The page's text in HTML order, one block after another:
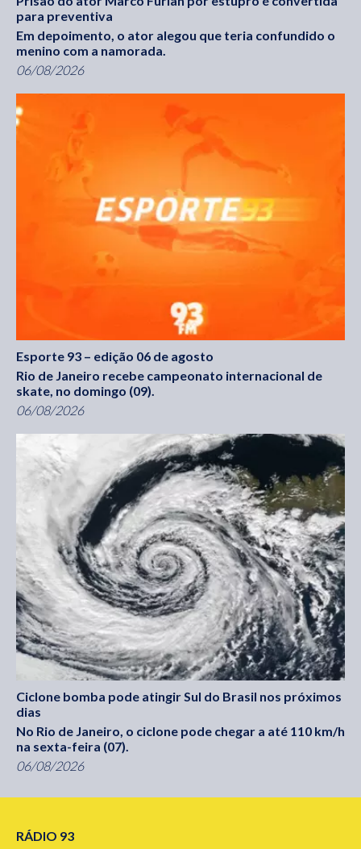
para preventiva
Em depoimento, o ator alegou que teria confundido o
menino com a namorada.
06/08/2026
Esporte 93 – edição 06 de agosto
Rio de Janeiro recebe campeonato internacional de
skate, no domingo (09).
06/08/2026
Ciclone bomba pode atingir Sul do Brasil nos próximos
dias
No Rio de Janeiro, o ciclone pode chegar a até 110 km/h
na sexta-feira (07).
06/08/2026
RÁDIO 93